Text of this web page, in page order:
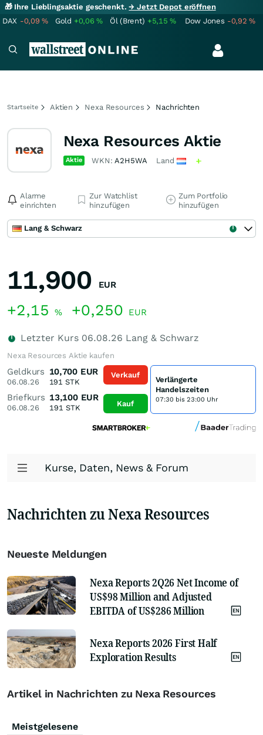
🎁 Ihre Lieblingsaktie geschenkt.→ Jetzt Depot eröffnen
DAX -0,09% Gold +0,06% Öl (Brent) +5,15% Dow Jones -0,92%
Startseite Aktien Nexa Resources Nachrichten
Nexa Resources Aktie
Aktie WKN:A2H5WA Land
Alarme
einrichten
Zur Watchlist
hinzufügen
Zum Portfolio
hinzufügen
Lang & Schwarz
11,900 EUR
+2,15 % +0,250 EUR
Letzter Kurs 06.08.26 Lang & Schwarz
Nexa Resources Aktie kaufen
Geldkurs
06.08.26
10,700 EUR
191 STK
Briefkurs
06.08.26
13,100 EUR
191 STK
Verkauf
Kauf
Verlängerte
Handelszeiten
07:30 bis 23:00 Uhr
Kurse, Daten, News & Forum
Nachrichten zu Nexa Resources
Neueste Meldungen
Nexa Reports 2Q26 Net Income of
US$98 Million and Adjusted
EBITDA of US$286 Million
Nexa Reports 2026 First Half
Exploration Results
Artikel in Nachrichten zu Nexa Resources
Meistgelesene